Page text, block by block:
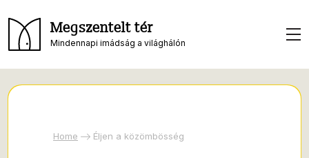
Megszentelt tér
Mindennapi imádság a világhálón
Home Éljen a közömbösség